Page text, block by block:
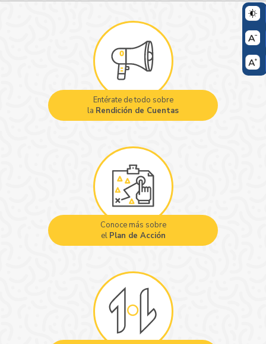
Entérate de todo sobre
la Rendición de Cuentas
Conoce más sobre
el Plan de Acción